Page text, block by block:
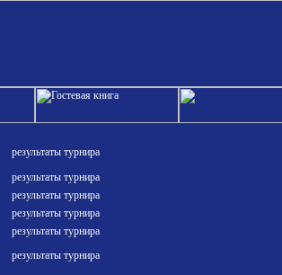
результаты турнира
результаты турнира
результаты турнира
результаты турнира
результаты турнира
результаты турнира